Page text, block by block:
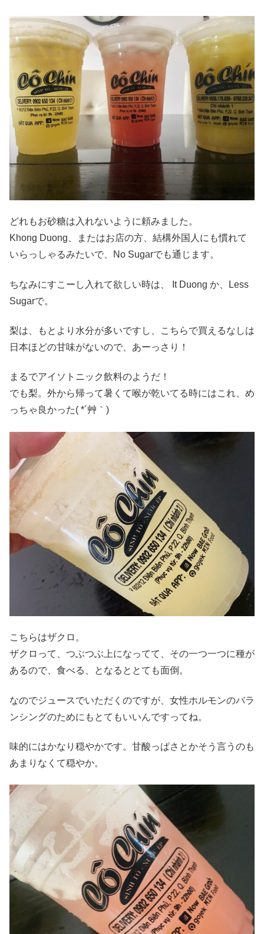
どれもお砂糖は入れないように頼みました。
Khong Duong、またはお店の方、結構外国人にも慣れて
いらっしゃるみたいで、No Sugarでも通じます。
ちなみにすこーし入れて欲しい時は、 It Duong か、Less
Sugarで。
梨は、もとより水分が多いですし、こちらで買えるなしは
日本ほどの甘味がないので、あーっさり！
まるでアイソトニック飲料のようだ！
でも梨。外から帰って暑くて喉が乾いてる時にはこれ、め
っちゃ良かった( *´艸｀)
こちらはザクロ。
ザクロって、つぶつぶ上になってて、その一つ一つに種が
あるので、食べる、となるととても面倒。
なのでジュースでいただくのですが、女性ホルモンのバラ
ンシングのためにもとてもいいんですってね。
味的にはかなり穏やかです。甘酸っぱさとかそう言うのも
あまりなくて穏やか。